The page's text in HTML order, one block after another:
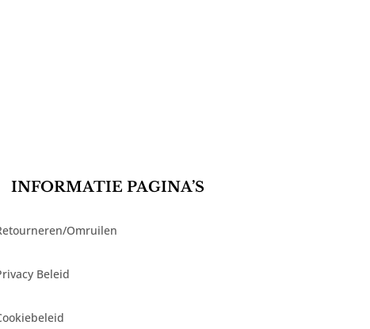
INFORMATIE PAGINA’S
Omruilen
Beleid